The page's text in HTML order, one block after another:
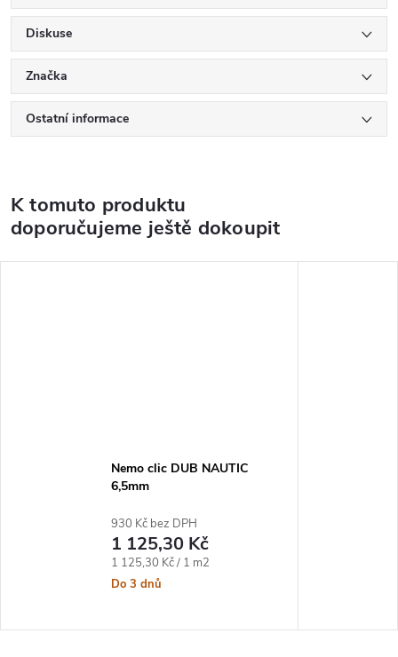
Diskuse
Značka
Ostatní informace
K tomuto produktu
doporučujeme ještě dokoupit
Nemo clic DUB NAUTIC
6,5mm
930 Kč bez DPH
1 125,30 Kč
Měrná cena:
1 125,30 Kč / 1 m2
Do 3 dnů